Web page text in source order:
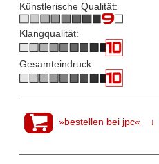
Künstlerische Qualität:
Klangqualität:
Gesamteindruck:
»bestellen bei jpc« ↓